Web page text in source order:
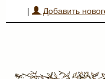
| Добавить